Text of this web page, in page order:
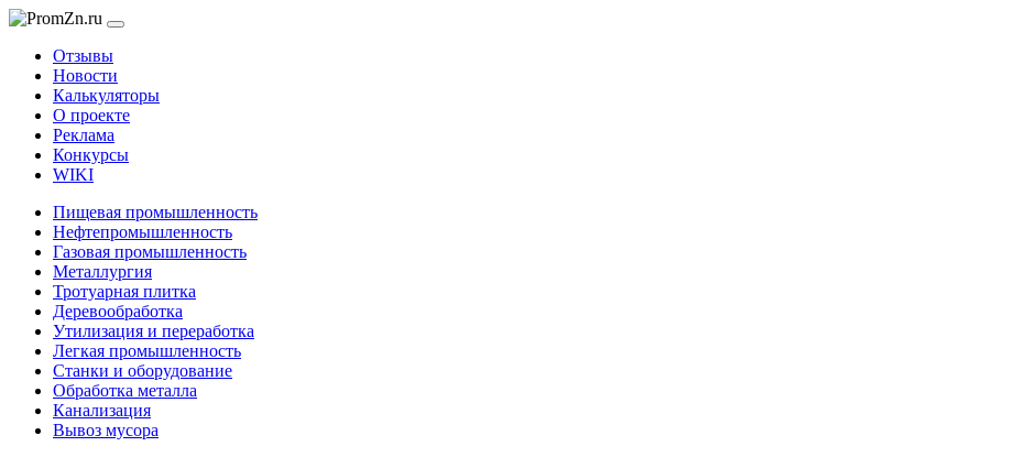
Отзывы
Новости
Калькуляторы
О проекте
Реклама
Конкурсы
WIKI
Пищевая промышленность
Нефтепромышленность
Газовая промышленность
Металлургия
Тротуарная плитка
Деревообработка
Утилизация и переработка
Легкая промышленность
Станки и оборудование
Обработка металла
Канализация
Вывоз мусора